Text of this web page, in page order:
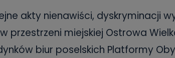
akty nienawiści, dyskryminacji
przestrzeni miejskiej Ostrowa
biur poselskich Platformy